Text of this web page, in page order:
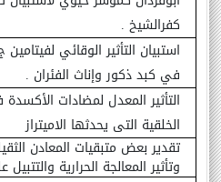
كفرالشيخ .
استبيان التأثير الوقائي
في كبد ذكور وإناث الفئران .
التأثير المعدل لمضادات
الخلقية التى يحدثها الاميتراز
تقدير بعض متبقيات المعادن
وتأثير المعالجة الحرارية